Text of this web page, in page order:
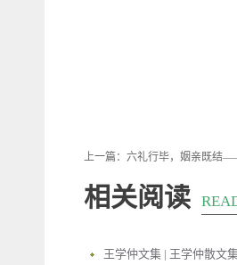
上一篇： 六礼行毕，姻亲既结
相关阅读
王学仲文集 | 王学仲散文